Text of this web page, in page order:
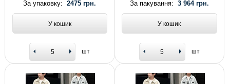
За упаковку:2475 грн.
У кошик
шт
За пакування: 3 964 грн.
У кошик
шт